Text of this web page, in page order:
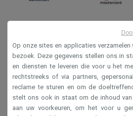
Privacy
Disclaimer
Op onze sites en applicaties
bezoek. Deze gegevens stellen ons in
en diensten te leveren die voor u het
rechtstreeks of via partners,
reclame te sturen en om de
stelt ons ook in staat om de inhoud
aan uw voorkeuren, om het voor u